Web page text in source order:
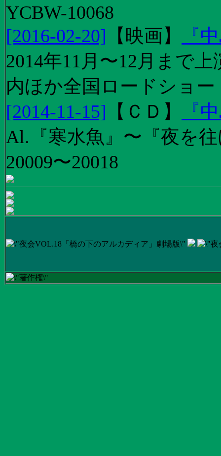
YCBW-10068
[2016-02-20] 【 映画】
『
2014年11月〜12月まで
内ほか全国ロードショー
[2014-11-15] 【 ＣＤ 】
『
Al.『寒水魚』〜『夜を
20009〜20018